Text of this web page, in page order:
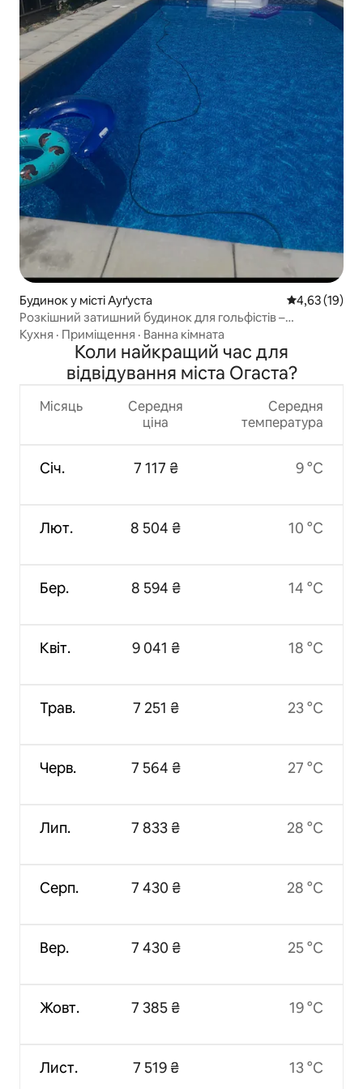
Будинок у місті Ауґуста Середня
4,63 (19)
Розкішний затишний будинок для гольфістів –
приватний басейн і поблизу першого ти
Кухня · Приміщення · Ванна кімната
Коли найкращий час для
відвідування міста Огаста?
Місяць
Січ.
Лют.
Бер.
Квіт.
Трав.
Черв.
Лип.
Серп.
Вер.
Жовт.
Лист.
Середня
ціна
7 117 ₴
8 504 ₴
8 594 ₴
9 041 ₴
7 251 ₴
7 564 ₴
7 833 ₴
7 430 ₴
7 430 ₴
7 385 ₴
7 519 ₴
Середня
температура
9 °C
10 °C
14 °C
18 °C
23 °C
27 °C
28 °C
28 °C
25 °C
19 °C
13 °C